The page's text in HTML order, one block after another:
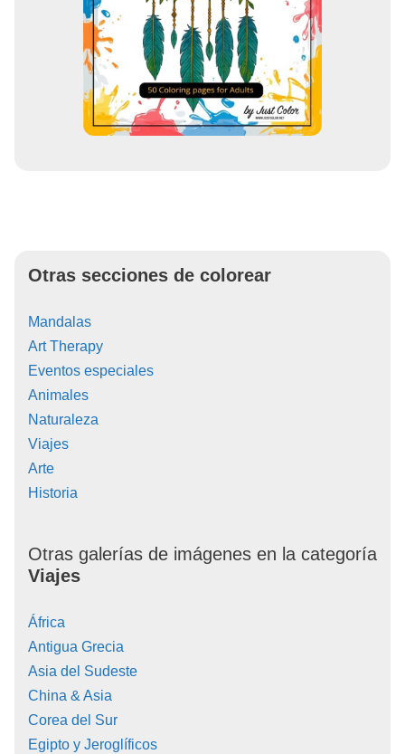
Otras secciones de colorear
Mandalas
Art Therapy
Eventos especiales
Animales
Naturaleza
Viajes
Arte
Historia
Otras galerías de imágenes en la categoría
Viajes
África
Antigua Grecia
Asia del Sudeste
China & Asia
Corea del Sur
Egipto y Jeroglíficos